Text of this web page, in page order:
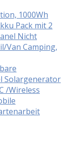
1000Wh
Pack mit 2
Nicht
Van Camping,
Solargenerator
/Wireless